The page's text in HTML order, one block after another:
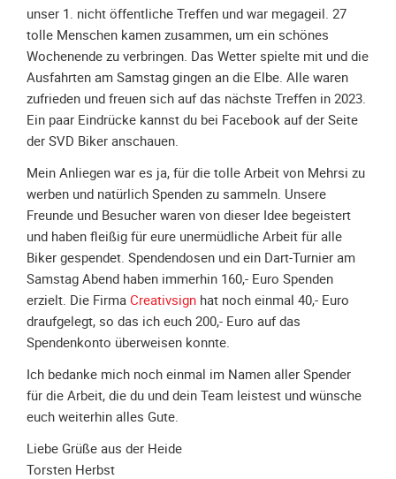
Fördererdaten
ändern
Gewerbliche
Förderer
Flyer
+
auf
Motorradfahrer
Merchandise
Aktionen
Info/Presse
Unterfahrschutz
-
unser 1. nicht öffentliche Treffen und war megageil. 27
tolle Menschen kamen zusammen, um ein schönes
Wochenende zu verbringen. Das Wetter spielte mit und die
Ausfahrten am Samstag gingen an die Elbe. Alle waren
zufrieden und freuen sich auf das nächste Treffen in 2023.
Ein paar Eindrücke kannst du bei Facebook auf der Seite
der SVD Biker anschauen.
Mein Anliegen war es ja, für die tolle Arbeit von Mehrsi zu
werben und natürlich Spenden zu sammeln. Unsere
Freunde und Besucher waren von dieser Idee begeistert
und haben fleißig für eure unermüdliche Arbeit für alle
Biker gespendet. Spendendosen und ein Dart-Turnier am
Samstag Abend haben immerhin 160,- Euro Spenden
erzielt. Die Firma Creativsign hat noch einmal 40,- Euro
draufgelegt, so das ich euch 200,- Euro auf das
Spendenkonto überweisen konnte.
Ich bedanke mich noch einmal im Namen aller Spender
für die Arbeit, die du und dein Team leistest und wünsche
euch weiterhin alles Gute.
Liebe Grüße aus der Heide
Torsten Herbst